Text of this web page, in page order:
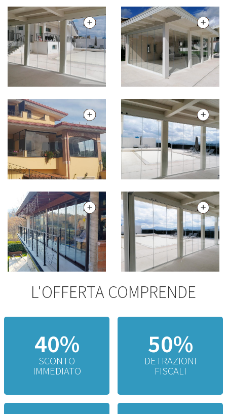
L'OFFERTA COMPRENDE
40%
SCONTO
IMMEDIATO
50%
DETRAZIONI
FISCALI